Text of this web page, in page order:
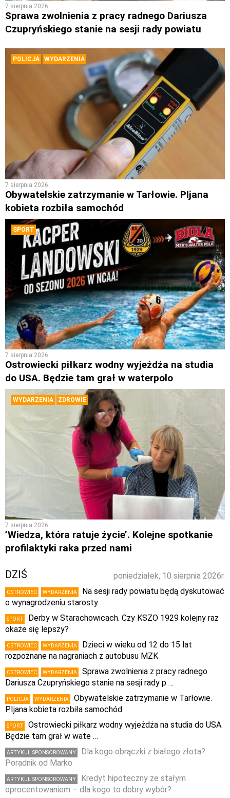
7 sierpnia 2026
Sprawa zwolnienia z pracy radnego Dariusza
Czupryńskiego stanie na sesji rady powiatu
POLICJA WYDARZENIA
7 sierpnia 2026
Obywatelskie zatrzymanie w Tarłowie. PIjana
kobieta rozbiła samochód
SPORT
7 sierpnia 2026
Ostrowiecki piłkarz wodny wyjeżdża na studia
do USA. Będzie tam grał w waterpolo
WYDARZENIA ZDROWIE
7 sierpnia 2026
’Wiedza, która ratuje życie’. Kolejne spotkanie
profilaktyki raka przed nami
poniedziałek, 10 sierpnia 2026r.
DZIŚ
OSTROWIEC WYDARZENIA
Na sesji rady powiatu będą dyskutować
o wynagrodzeniu starosty
SPORT
Derby w Starachowicach. Czy KSZO 1929 kolejny raz
okaże się lepszy?
OSTROWIEC WYDARZENIA
Dzieci w wieku od 12 do 15 lat
rozpoznane na nagraniach z autobusu MZK
OSTROWIEC WYDARZENIA
Sprawa zwolnienia z pracy radnego
Dariusza Czupryńskiego stanie na sesji rady p …
POLICJA WYDARZENIA
Obywatelskie zatrzymanie w Tarłowie.
PIjana kobieta rozbiła samochód
SPORT
Ostrowiecki piłkarz wodny wyjeżdża na studia do USA.
Będzie tam grał w wate …
ARTYKUŁ SPONSOROWANY
Dla kogo obrączki z białego złota?
Poradnik od Marko
ARTYKUŁ SPONSOROWANY
Kredyt hipoteczny ze stałym
oprocentowaniem – dla kogo to dobry wybór?